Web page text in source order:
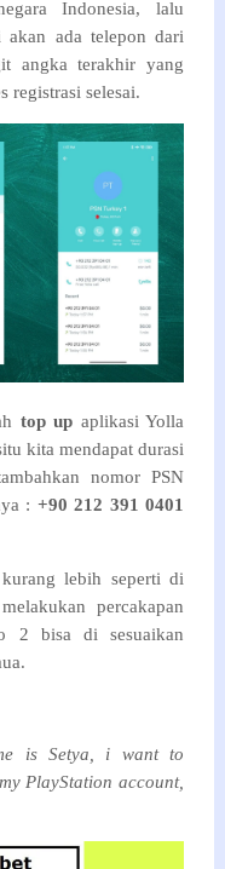
Indonesia, lalu
akan ada telepon dari
angka terakhir yang
registrasi selesai.
top up aplikasi Yolla
kita mendapat durasi
nomor PSN
: +90 212 391 0401
lebih seperti di
percakapan
2 bisa di sesuaikan
is Setya, i want to
PlayStation account,